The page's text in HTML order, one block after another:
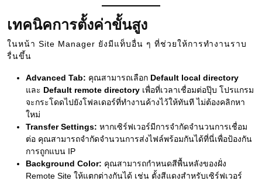
เทคนิคการตั้งค่าขั้นสูง
ในหน้า Site Manager ยังมีแท็บอื่น ๆ ที่ช่วยให้การทำงานราบ
รื่นขึ้น
Advanced Tab: คุณสามารถเลือก Default local directory
และ Default remote directory เพื่อที่เวลาเชื่อมต่อปุ๊บ โปรแกรม
จะกระโดดไปยังโฟลเดอร์ที่ทำงานค้างไว้ให้ทันที ไม่ต้องคลิกหา
ใหม่
Transfer Settings: หากเซิร์ฟเวอร์มีการจำกัดจำนวนการเชื่อม
ต่อ คุณสามารถจำกัดจำนวนการส่งไฟล์พร้อมกันได้ที่นี่เพื่อป้องกัน
การถูกแบน IP
Background Color: คุณสามารถกำหนดสีพื้นหลังของฝั่ง
Remote Site ให้แตกต่างกันได้ เช่น ตั้งสีแดงสำหรับเซิร์ฟเวอร์